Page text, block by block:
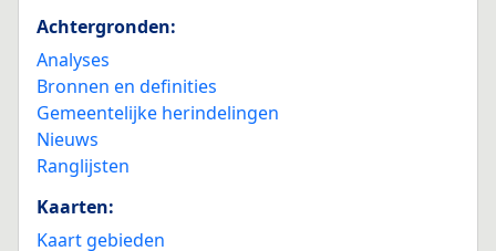
Achtergronden:
Analyses
Bronnen en definities
Gemeentelijke herindelingen
Nieuws
Ranglijsten
Kaarten:
Kaart gebieden